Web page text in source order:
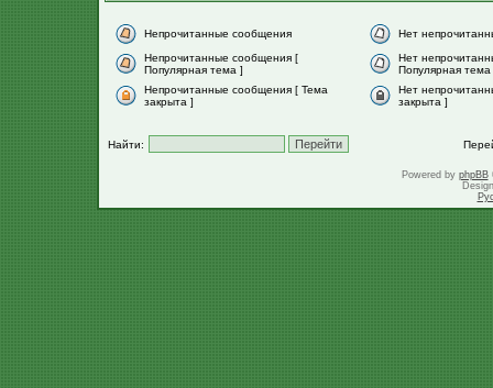
Непрочитанные сообщения
Нет
Непрочитанные сообщения [
Популярная тема ]
Нет
Популярная тема
Непрочитанные сообщения [ Тема
закрыта ]
Нет
закрыта ]
Найти:
Powered by phpBB